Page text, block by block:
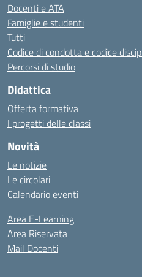
Docenti e ATA
Famiglie e studenti
Tutti
Codice di condotta e codice
Percorsi di studio
Didattica
Offerta formativa
I progetti delle classi
Novità
Le notizie
Le circolari
Calendario eventi
Area E-Learning
Area Riservata
Mail Docenti